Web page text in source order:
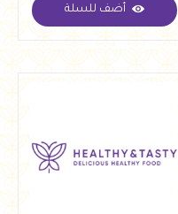
جنيه
أضف للسلة